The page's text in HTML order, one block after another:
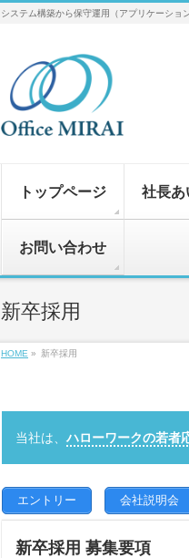
システム構築から保守運用（アプリケーシ
トップページ 社長あ
お問い合わせ
新卒採用
HOME » 新卒採用
当社は、 ハローワークの若者
エントリー 会社説明会
新卒採用 募集要項